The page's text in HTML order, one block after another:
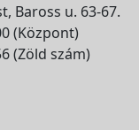
Baross u. 63-67.
(Központ)
(Zöld szám)